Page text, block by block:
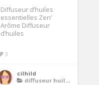
Diffuseur d’huiles
essentielles Zen’
Arôme Diffuseur
d’huiles
3
cilhild
diffuseur huiles essentielles